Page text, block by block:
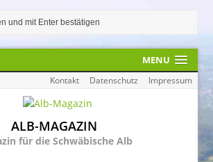
MENU
Kontakt Datenschutz Impressum
ALB-MAGAZIN
für die Schwäbische Alb